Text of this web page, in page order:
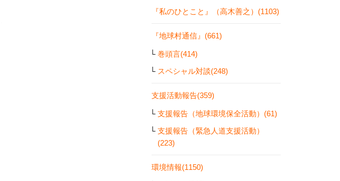
『私のひとこと』（高木善之）(1103)
『地球村通信』(661)
巻頭言(414)
スペシャル対談(248)
支援活動報告(359)
支援報告（地球環境保全活動）(61)
支援報告（緊急人道支援活動）
(223)
環境情報(1150)